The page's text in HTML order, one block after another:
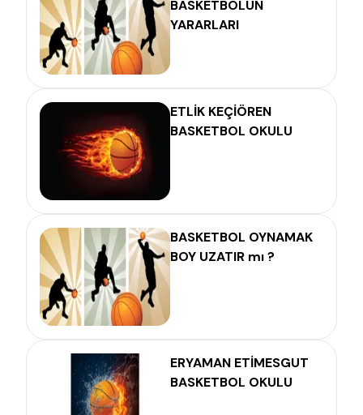
BASKETBOLUN
YARARLARI
ETLİK KEÇİÖREN
BASKETBOL OKULU
BASKETBOL OYNAMAK
BOY UZATIR mı ?
ERYAMAN ETİMESGUT
BASKETBOL OKULU